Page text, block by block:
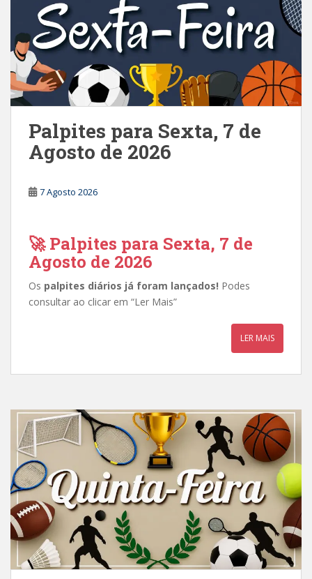
Palpites para Sexta, 7 de
Agosto de 2026
7 Agosto 2026
🚀 Palpites para Sexta, 7 de
Agosto de 2026
Os palpites diários já foram lançados! Podes
consultar ao clicar em “Ler Mais”
LER MAIS